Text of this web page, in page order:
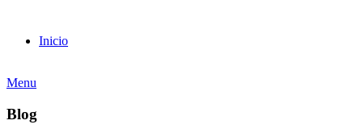
Inicio
Menu
Blog